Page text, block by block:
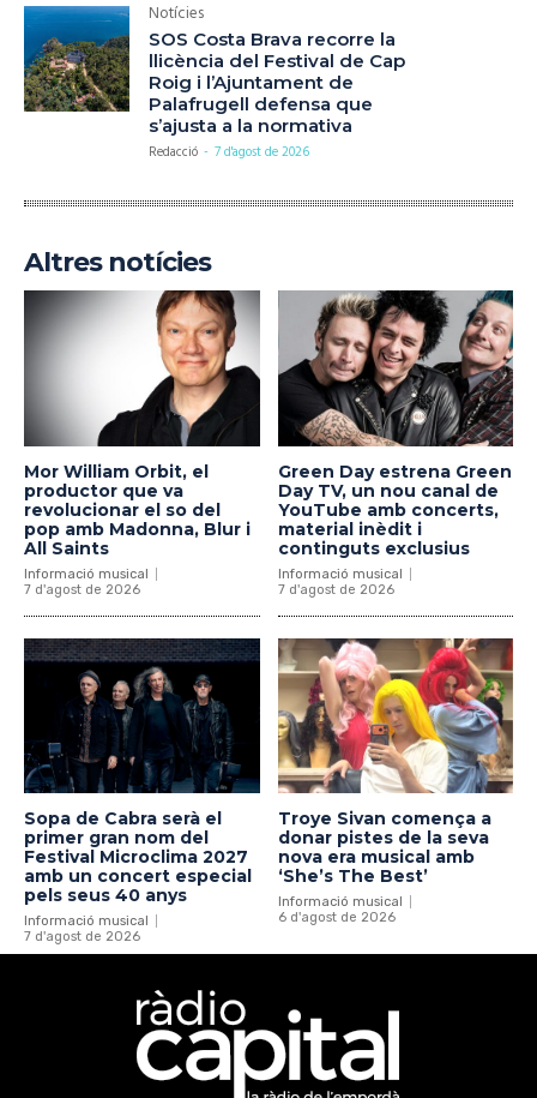
Notícies
SOS Costa Brava recorre la
llicència del Festival de Cap
Roig i l’Ajuntament de
Palafrugell defensa que
s’ajusta a la normativa
Redacció - 7 d'agost de 2026
Altres notícies
Mor William Orbit, el
productor que va
revolucionar el so del
pop amb Madonna, Blur i
All Saints
Informació musical
7 d'agost de 2026
Green Day estrena Green
Day TV, un nou canal de
YouTube amb concerts,
material inèdit i
continguts exclusius
Informació musical
7 d'agost de 2026
Sopa de Cabra serà el
primer gran nom del
Festival Microclima 2027
amb un concert especial
pels seus 40 anys
Informació musical
7 d'agost de 2026
Troye Sivan comença a
donar pistes de la seva
nova era musical amb
‘She’s The Best’
Informació musical
6 d'agost de 2026